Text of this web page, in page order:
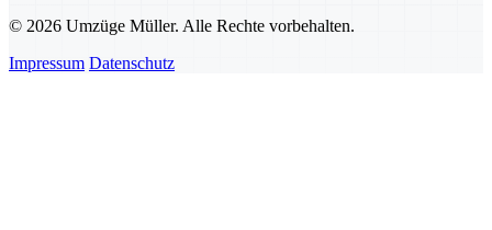
© 2026 Umzüge Müller. Alle Rechte vorbehalten.
Impressum Datenschutz